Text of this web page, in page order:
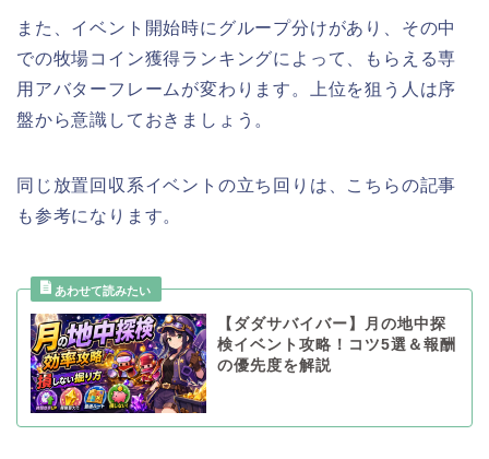
また、イベント開始時にグループ分けがあり、その中
での牧場コイン獲得ランキングによって、もらえる専
用アバターフレームが変わります。上位を狙う人は序
盤から意識しておきましょう。
同じ放置回収系イベントの立ち回りは、こちらの記事
も参考になります。
【ダダサバイバー】月の地中探
検イベント攻略！コツ5選＆報酬
の優先度を解説